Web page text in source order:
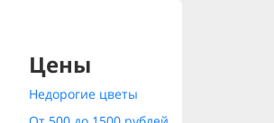
Цены
Недорогие цветы